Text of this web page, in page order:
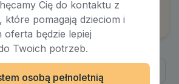
Jurga
Cię do kontaktu z
które pomagają dzieciom i
oferta będzie lepiej
Twoich potrzeb.
osobą pełnoletnią